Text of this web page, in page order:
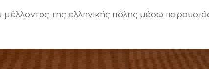
μέλλοντος της ελληνικής πόλης μέσω